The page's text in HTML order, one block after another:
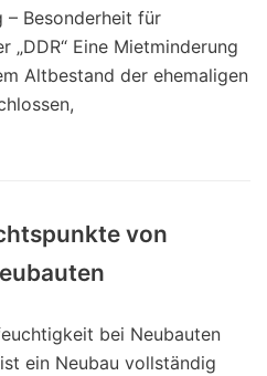
– Besonderheit für
„DDR“ Eine Mietminderung
Altbestand der ehemaligen
von
bei Neubauten
ein Neubau vollständig